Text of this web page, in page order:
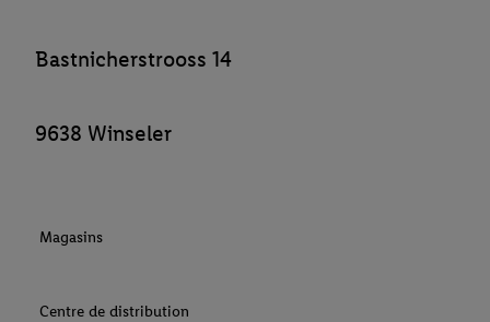
Bastnicherstrooss 14
9638 Winseler
Magasins
Centre de distribution